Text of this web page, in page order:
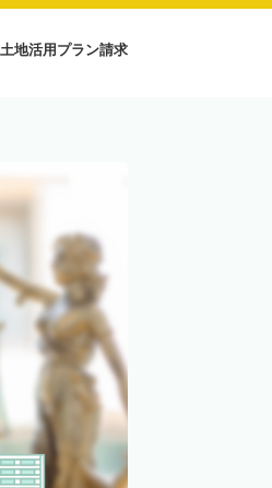
土地活用プラン請求